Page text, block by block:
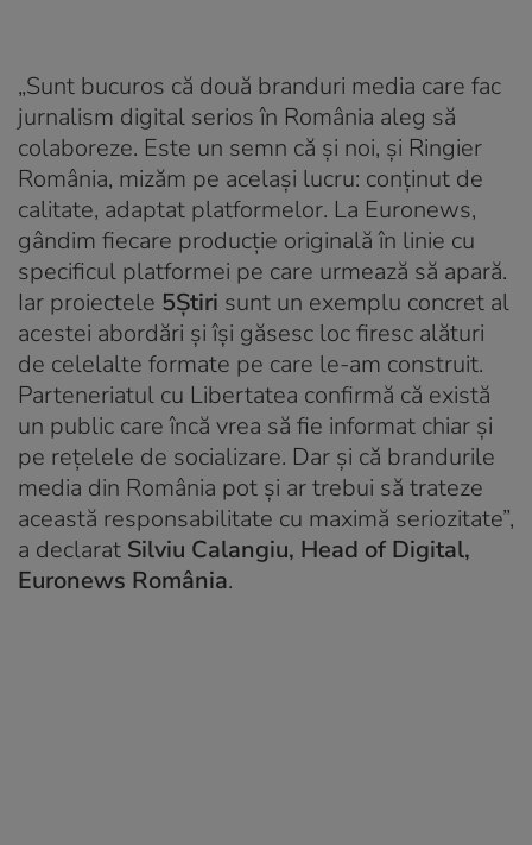
„Sunt bucuros că două branduri media care fac
jurnalism digital serios în România aleg să
colaboreze. Este un semn că și noi, și Ringier
România, mizăm pe același lucru: conținut de
calitate, adaptat platformelor. La Euronews,
gândim fiecare producție originală în linie cu
specificul platformei pe care urmează să apară.
Iar proiectele 5Știri sunt un exemplu concret al
acestei abordări și își găsesc loc firesc alături
de celelalte formate pe care le-am construit.
Parteneriatul cu Libertatea confirmă că există
un public care încă vrea să fie informat chiar și
pe rețelele de socializare. Dar și că brandurile
media din România pot și ar trebui să trateze
această responsabilitate cu maximă seriozitate”,
a declarat Silviu Calangiu, Head of Digital,
Euronews România.